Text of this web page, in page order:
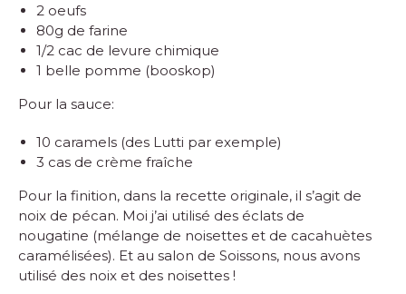
2 oeufs
80g de farine
1/2 cac de levure chimique
1 belle pomme (booskop)
Pour la sauce:
10 caramels (des Lutti par exemple)
3 cas de crème fraîche
Pour la finition, dans la recette originale, il s’agit de
noix de pécan. Moi j’ai utilisé des éclats de
nougatine (mélange de noisettes et de cacahuètes
caramélisées). Et au salon de Soissons, nous avons
utilisé des noix et des noisettes !